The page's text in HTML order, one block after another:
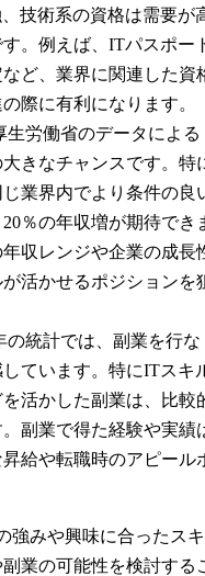
技術系の資格は需要が
。例えば、ITパスポー
ど、業界に関連した資
際に有利になります。
生労働省のデータによる
きなチャンスです。特
業界内でより条件の良
％の年収増が期待でき
収レンジや企業の成長
活かせるポジションを
の統計では、副業を行な
ています。特にITスキ
活かした副業は、比較
副業で得た経験や実績
給や転職時のアピール
強みや興味に合ったスキ
業の可能性を検討する